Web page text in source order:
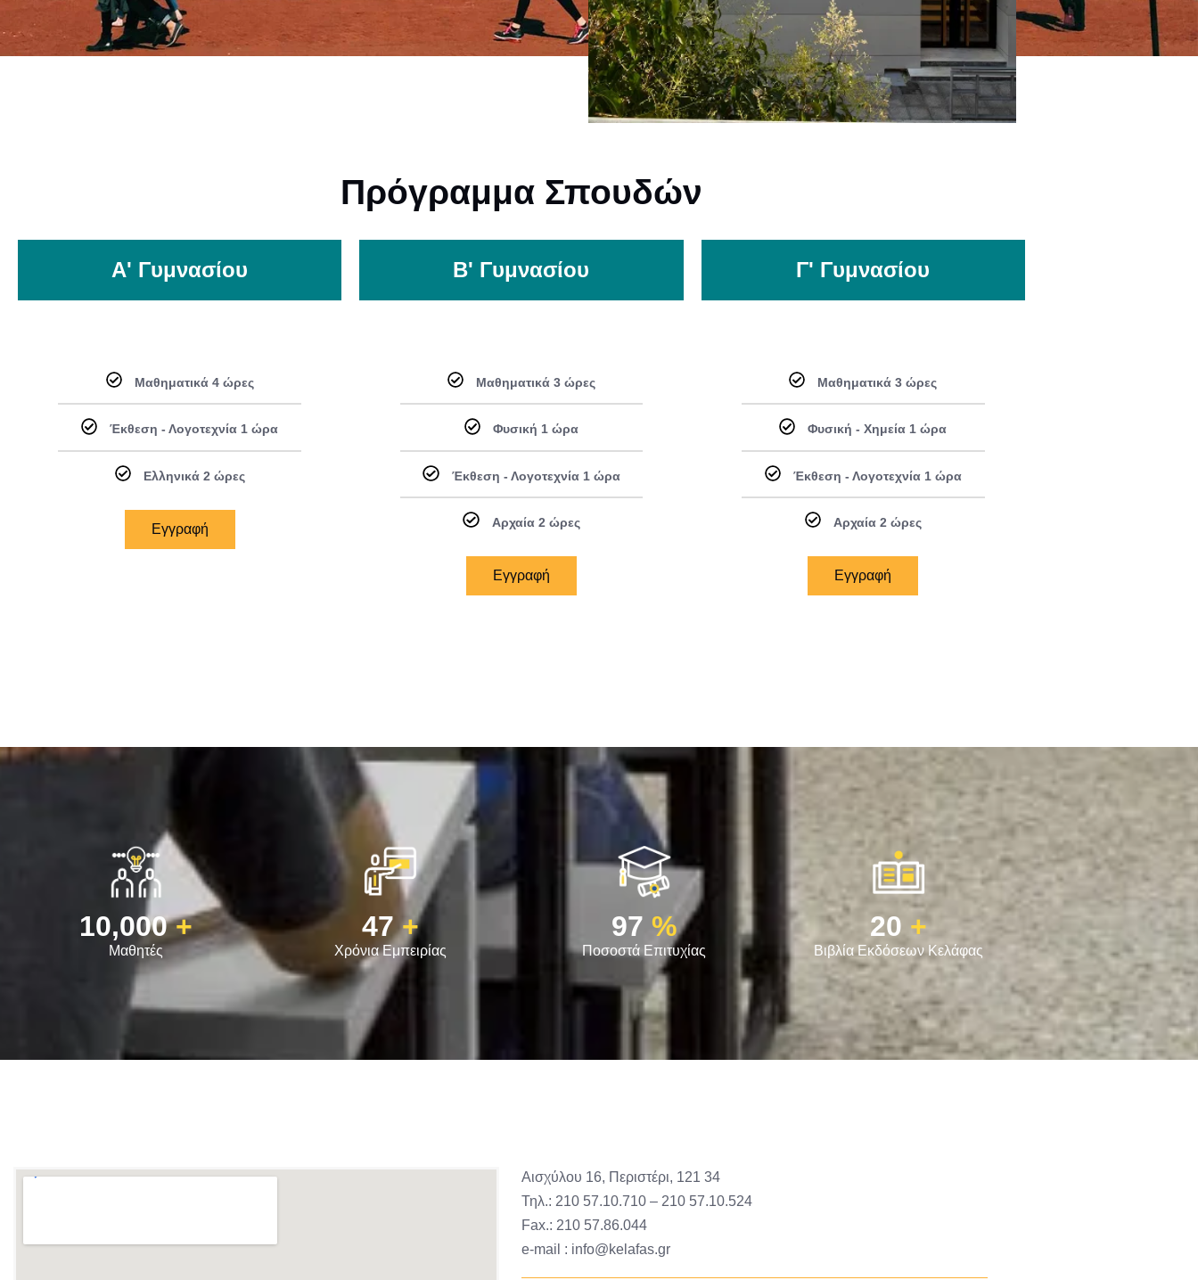
Πρόγραμμα Σπουδών
Α' Γυμνασίου
Μαθηματικά 4 ώρες
Έκθεση - Λογοτεχνία 1 ώρα
Ελληνικά 2 ώρες
Εγγραφή
Β' Γυμνασίου
Μαθηματικά 3 ώρες
Φυσική 1 ώρα
Έκθεση - Λογοτεχνία 1 ώρα
Αρχαία 2 ώρες
Εγγραφή
Γ' Γυμνασίου
Μαθηματικά 3 ώρες
Φυσική - Χημεία 1 ώρα
Έκθεση - Λογοτεχνία 1 ώρα
Αρχαία 2 ώρες
Εγγραφή
Μαθητές
10,000 +
Χρόνια Εμπειρίας
47 +
Ποσοστά Επιτυχίας
97 %
Βιβλία Εκδόσεων Κελάφας
20 +
Αισχύλου 16, Περιστέρι, 121 34
Τηλ.: 210 57.10.710 – 210 57.10.524
Fax.: 210 57.86.044
e-mail : info@kelafas.gr